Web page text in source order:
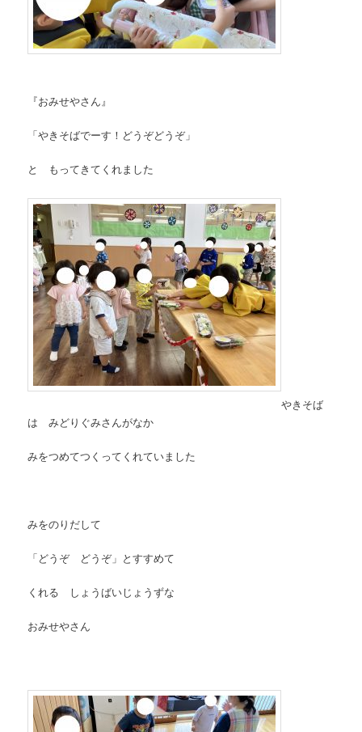
『おみせやさん』
「やきそばでーす！どうぞどうぞ」
と もってきてくれました
やきそば
は みどりぐみさんがなか
みをつめてつくってくれていました
みをのりだして
「どうぞ どうぞ」とすすめて
くれる しょうばいじょうずな
おみせやさん